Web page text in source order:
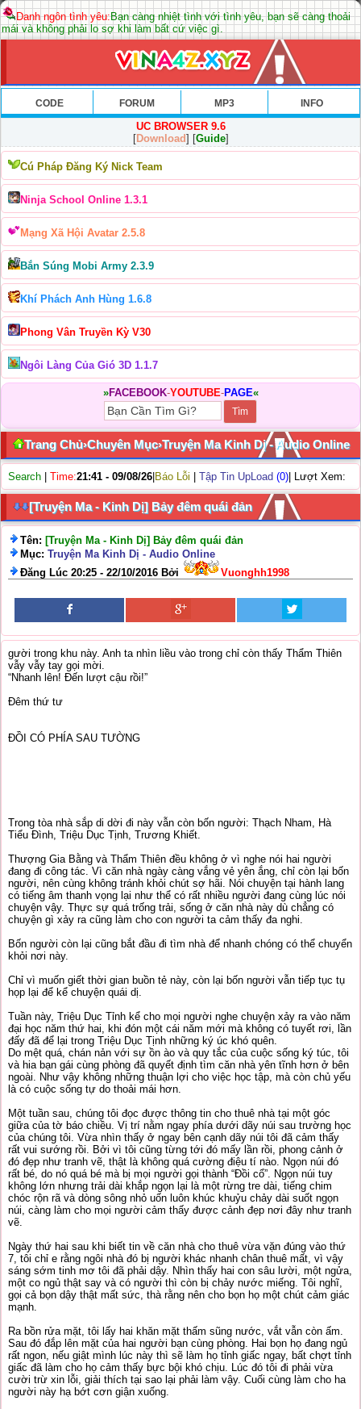
Danh ngôn tình yêu:Bạn càng nhiệt tình với tình yêu, bạn sẽ càng thoải
mái và không phải lo sợ khi làm bất cứ việc gì.
CODE FORUM MP3 INFO
UC BROWSER 9.6
[Download] [Guide]
Cú Pháp Đăng Ký Nick Team
Ninja School Online 1.3.1
Mạng Xã Hội Avatar 2.5.8
Bắn Súng Mobi Army 2.3.9
Khí Phách Anh Hùng 1.6.8
Phong Vân Truyền Kỳ V30
Ngôi Làng Của Gió 3D 1.1.7
»FACEBOOK-YOUTUBE-PAGE«
Trang Chủ›Chuyên Mục›Truyện Ma Kinh Dị - Audio Online
Search Time:21:41 - 09/08/26 Báo Lỗi Tập Tin UpLoad (0) | Lượt Xem:
[Truyện Ma - Kinh Dị] Bảy đêm quái đản
Tên: [Truyện Ma - Kinh Dị] Bảy đêm quái đản
Mục: Truyện Ma Kinh Dị - Audio Online
Đăng Lúc 20:25 - 22/10/2016 Bởi
Vuonghh1998
gười trong khu này. Anh ta nhìn liều vào trong chỉ còn thấy Thẩm Thiên
vẫy vẫy tay gọi mời.
“Nhanh lên! Đến lượt cậu rồi!”
Đêm thứ tư
ĐỒI CÓ PHÍA SAU TƯỜNG
Trong tòa nhà sắp di dời đi này vẫn còn bốn người: Thạch Nham, Hà
Tiểu Đình, Triệu Dục Tịnh, Trương Khiết.
Thượng Gia Bằng và Thẩm Thiên đều không ở vì nghe nói hai người
đang đi công tác. Vì căn nhà ngày càng vắng vẻ yên ắng, chỉ còn lại bốn
người, nên cùng không tránh khỏi chút sợ hãi. Nói chuyện tại hành lang
có tiếng âm thanh vọng lại như thể có rất nhiều người đang cùng lúc nói
chuyện vậy. Thực sự quá trống trải, sống ở căn nhà này dù chẳng có
chuyện gì xảy ra cũng làm cho con người ta cảm thấy đa nghi.
Bốn người còn lại cũng bắt đầu đi tìm nhà để nhanh chóng có thể chuyển
khỏi nơi này.
Chỉ vì muốn giết thời gian buồn tẻ này, còn lại bốn người vẫn tiếp tục tụ
họp lại để kể chuyện quái dị.
Tuần này, Triệu Dục Tỉnh kể cho mọi người nghe chuyện xảy ra vào năm
đại học năm thứ hai, khi đón một cái năm mới mà không có tuyết rơi, lần
đấy đã để lại trong Triệu Dục Tịnh những ký úc khó quên.
Do mệt quá, chán nản với sự ồn ào và quy tắc của cuộc sống ký túc, tôi
và hia bạn gái cùng phòng đã quyết định tìm căn nhà yên tĩnh hơn ở bên
ngoài. Như vậy không những thuận lợi cho việc học tập, mà còn chủ yếu
là có cuộc sống tự do thoải mái hơn.
Một tuần sau, chúng tôi đọc được thông tin cho thuê nhà tại một góc
giữa của tờ báo chiều. Vị trí nằm ngay phía dưới dãy núi sau trường học
của chúng tôi. Vừa nhìn thấy ở ngay bên cạnh dãy núi tôi đã cảm thấy
rất vui sướng rồi. Bởi vì tôi cũng từng tới đó mấy lần rồi, phong cảnh ở
đó đẹp như tranh vẽ, thật là không quá cường điệu tí nào. Ngọn núi đó
rất bé, do nó quá bé mà bị mọi người gọi thành “Đồi cổ”. Ngọn núi tuy
không lớn nhưng trải dài khắp ngọn lại là một rừng tre dài, tiếng chim
chóc rộn rã và dòng sông nhỏ uốn luôn khúc khuỷu chảy dài suốt ngọn
núi, càng làm cho mọi người cảm thấy được cảnh đẹp nơi đây như tranh
vẽ.
Ngày thứ hai sau khi biết tin về căn nhà cho thuê vừa vặn đúng vào thứ
7, tôi chỉ e rằng ngôi nhà đó bị người khác nhanh chân thuê mất, vì vậy
sáng sớm tinh mơ tôi đã phải dậy. Nhìn thấy hai con sâu lười, một ngửa,
một co ngủ thật say và có người thì còn bị chảy nước miếng. Tôi nghĩ,
gọi cả bọn dậy thật mất sức, thà rằng nên cho bọn họ một chút cảm giác
mạnh.
Ra bồn rửa mặt, tôi lấy hai khăn mặt thấm sũng nước, vắt vẫn còn ấm.
Sau đó đắp lên mặt của hai người bạn cùng phòng. Hai bọn họ đang ngủ
rất ngon, nếu giật mình lúc này thì sẽ làm họ tỉnh giấc ngay, bất chợt tỉnh
giấc đã làm cho họ cảm thấy bực bội khó chịu. Lúc đó tôi đi phải vừa
cười trừ xin lỗi, giải thích tại sao lại phải làm vậy. Cuối cùng làm cho ha
người này hạ bớt cơn giận xuống.